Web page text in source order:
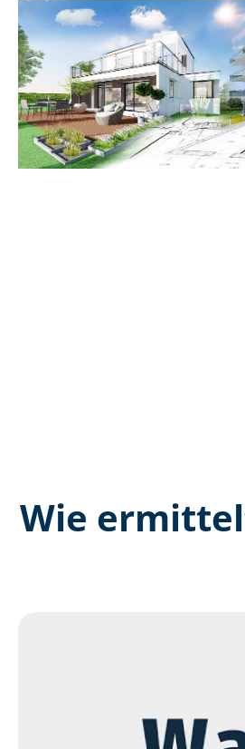
Wie